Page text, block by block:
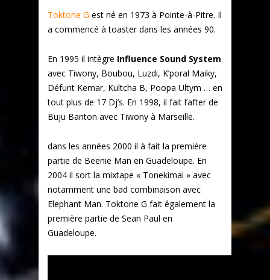
Toktone G est né en 1973 à Pointe-à-Pitre. Il
a commencé à toaster dans les années 90.
En 1995 il intègre Influence Sound System
avec Tiwony, Boubou, Luzdi, K’poral Maiky,
Défunt Kemar, Kultcha B, Poopa Ultym … en
tout plus de 17 Dj’s. En 1998, il fait l’after de
Buju Banton avec Tiwony à Marseille.
dans les années 2000 il à fait la première
partie de Beenie Man en Guadeloupe. En
2004 il sort la mixtape « Tonekimai » avec
notamment une bad combinaison avec
Elephant Man. Toktone G fait également la
première partie de Sean Paul en
Guadeloupe.